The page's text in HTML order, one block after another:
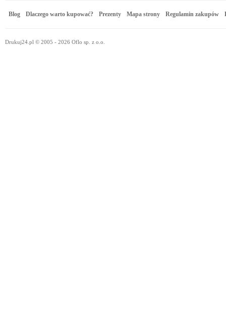
Blog Dlaczego warto kupować? Prezenty Mapa strony Regulamin zakupów
Drukuj24.pl © 2005 - 2026 Oflo sp. z o.o.